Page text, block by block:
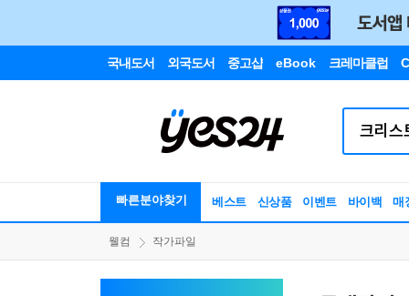
국내도서 외국도서 중고샵 eBook 크레마클럽
빠른분야찾기 베스트 신상품 이벤트 바이백 매
웰컴 작가파일